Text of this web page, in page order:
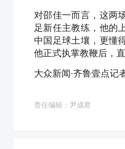
对邵佳一而言，这两
足新任主教练，他的
中国足球土壤，更懂
他正式执掌教鞭后，
大众新闻·齐鲁壹点记
责任编辑：尹成君